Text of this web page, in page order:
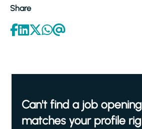
Share
Can't find a job
matches your profile